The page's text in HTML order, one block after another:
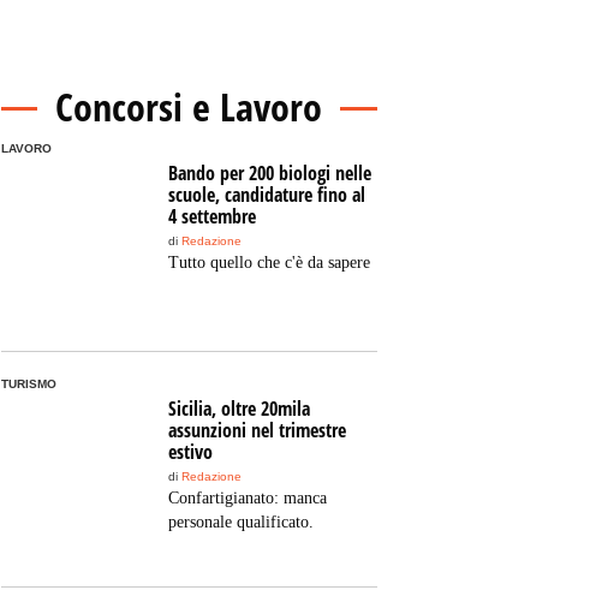
Concorsi e Lavoro
LAVORO
Bando per 200 biologi nelle
scuole, candidature fino al
4 settembre
di Redazione
Tutto quello che c'è da sapere
TURISMO
Sicilia, oltre 20mila
assunzioni nel trimestre
estivo
di Redazione
Confartigianato: manca
personale qualificato.